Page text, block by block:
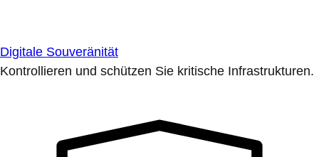
Digitale Souveränität
Kontrollieren und schützen Sie kritische Infrastrukturen.